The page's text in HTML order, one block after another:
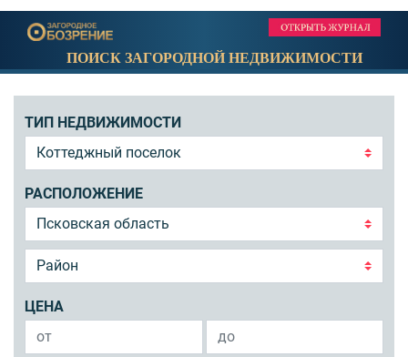
ПОИСК ЗАГОРОДНОЙ НЕДВИЖИМОСТИ
ТИП НЕДВИЖИМОСТИ
РАСПОЛОЖЕНИЕ
ЦЕНА